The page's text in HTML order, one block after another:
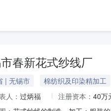
春新花式纱线厂
| 无锡市 棉纺织及印染精加工
人： 过炳福 注册资本： 40万